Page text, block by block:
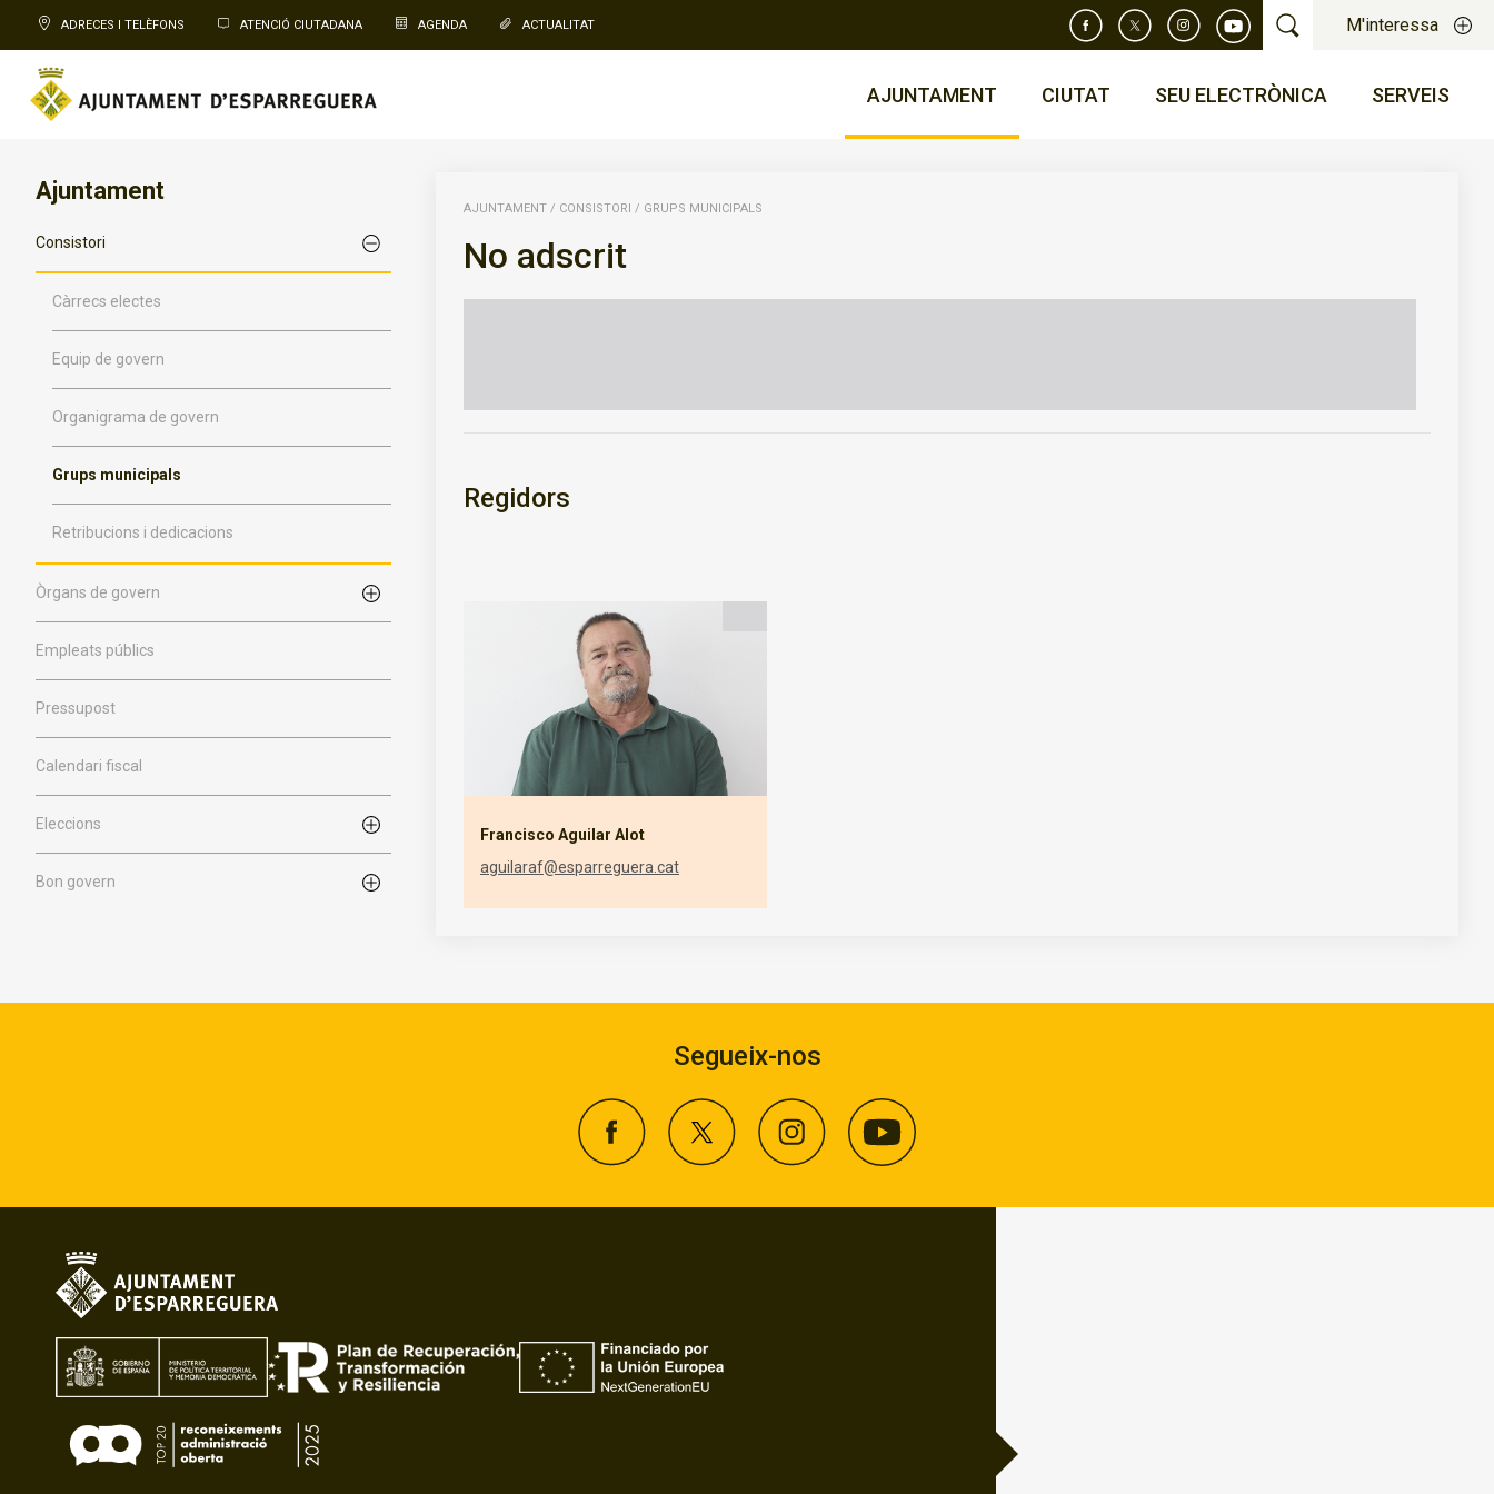
ADRECES I TELÈFONS ATENCIÓ CIUTADANA AGENDA ACTUALITAT M'interessa
AJUNTAMENT CIUTAT SEU ELECTRÒNICA SERVEIS
Ajuntament
Consistori
Càrrecs electes
Equip de govern
Organigrama de govern
Grups municipals
Retribucions i dedicacions
Òrgans de govern
Empleats públics
Pressupost
Calendari fiscal
Eleccions
Bon govern
AJUNTAMENT / CONSISTORI / GRUPS MUNICIPALS
No adscrit
Regidors
Francisco Aguilar Alot
aguilaraf@esparreguera.cat
Segueix-nos